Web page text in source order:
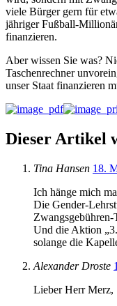
viele Bürger gern für
jähriger Fußball-
finanzieren.
Aber wissen Sie was?
Taschenrechner
unser Staat finanzieren
Dieser Artikel
Tina Hansen 18.
Ich hänge mich
Die Gender-
Und die Aktion
solange die
Alexander Droste
Lieber Herr Merz,